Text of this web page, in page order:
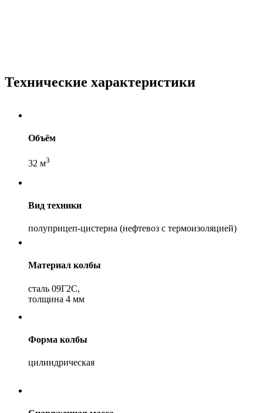
Технические характеристики
Объём
32 м3
Вид техники
полуприцеп-цистерна (нефтевоз с термоизоляцией)
Материал колбы
сталь 09Г2С,
толщина 4 мм
Форма колбы
цилиндрическая